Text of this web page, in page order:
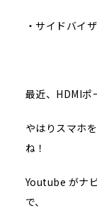
・サイドバイ
最近、HDMIポ
やはりスマホ
ね！
Youtube がナ
で、